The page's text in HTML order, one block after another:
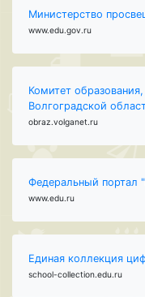
Министерство
www.edu.gov.ru
Комитет
Волгоградской
obraz.volganet.ru
Федеральный портал
www.edu.ru
Единая коллекция
school-collection.edu.ru